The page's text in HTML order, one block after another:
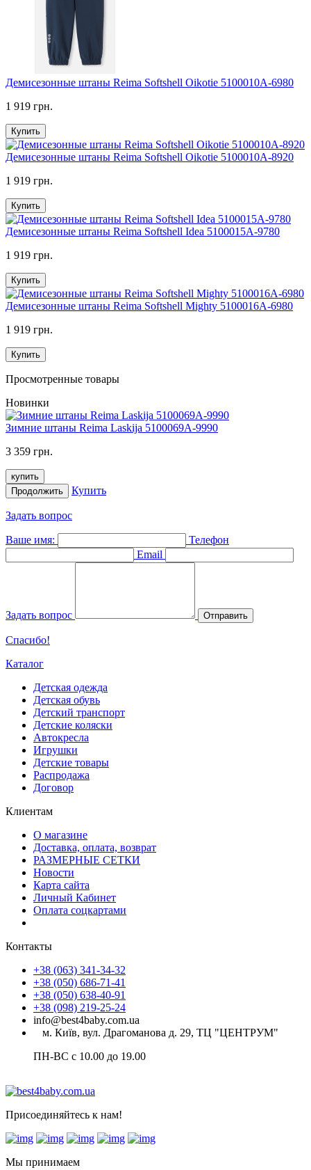
Демисезонные штаны Reima Softshell Oikotie 5100010A-6980
1 919 грн.
Купить
Демисезонные штаны Reima Softshell Oikotie 5100010A-8920
1 919 грн.
Купить
Демисезонные штаны Reima Softshell Idea 5100015A-9780
1 919 грн.
Купить
Демисезонные штаны Reima Softshell Mighty 5100016A-6980
1 919 грн.
Купить
Просмотренные товары
Новинки
Зимние штаны Reima Laskija 5100069A-9990
3 359 грн.
купить
Продолжить
Купить
Задать вопрос
Ваше имя:
Телефон
Email
Задать вопрос Отправить
Спасибо!
Каталог
Детская одежда
Детская обувь
Детский транспорт
Детские коляски
Автокресла
Игрушки
Детские товары
Распродажа
Договор
Клиентам
О магазине
Доставка, оплата, возврат
РАЗМЕРНЫЕ СЕТКИ
Новости
Карта сайта
Личный Кабинет
Оплата соцкартами
Контакты
+38 (063) 341-34-32
+38 (050) 686-71-41
+38 (050) 638-40-91
+38 (098) 219-25-24
info@best4baby.com.ua
м. Київ, вул. Драгоманова д. 29, ТЦ "ЦЕНТРУМ"
ПН-ВС с 10.00 до 19.00
Присоединяйтесь к нам!
Мы принимаем